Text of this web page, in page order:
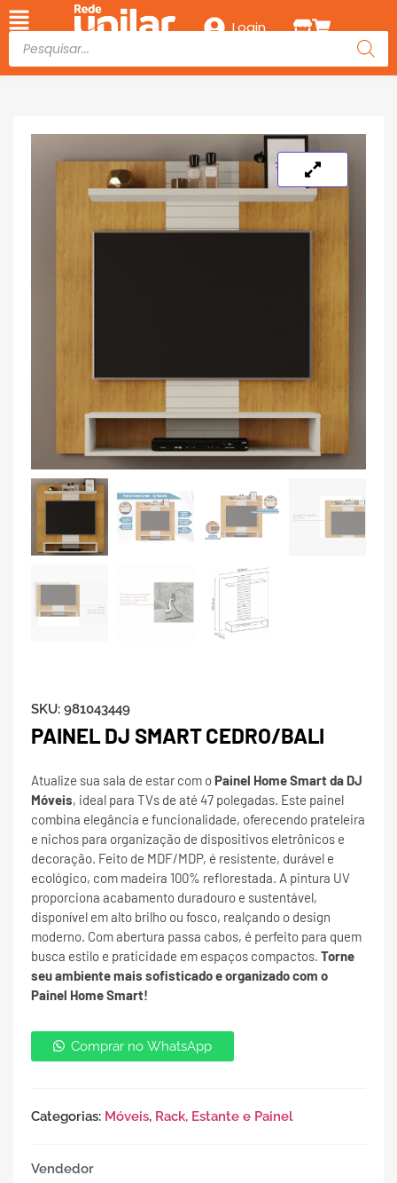
Login
SKU: 981043449
PAINEL DJ SMART CEDRO/BALI
Atualize sua sala de estar com oPainel Home Smart da DJ
Móveis, ideal para TVs de até 47 polegadas. Este painel
combina elegância e funcionalidade, oferecendo prateleira
e nichos para organização de dispositivos eletrônicos e
decoração. Feito de MDF/MDP, é resistente, durável e
ecológico, com madeira 100% reflorestada. A pintura UV
proporciona acabamento duradouro e sustentável,
disponível em alto brilho ou fosco, realçando o design
moderno. Com abertura passa cabos, é perfeito para quem
busca estilo e praticidade em espaços compactos. Torne
seu ambiente mais sofisticado e organizado com o
Painel Home Smart!
Comprar no WhatsApp
Categorias: Móveis, Rack, Estante e Painel
Vendedor